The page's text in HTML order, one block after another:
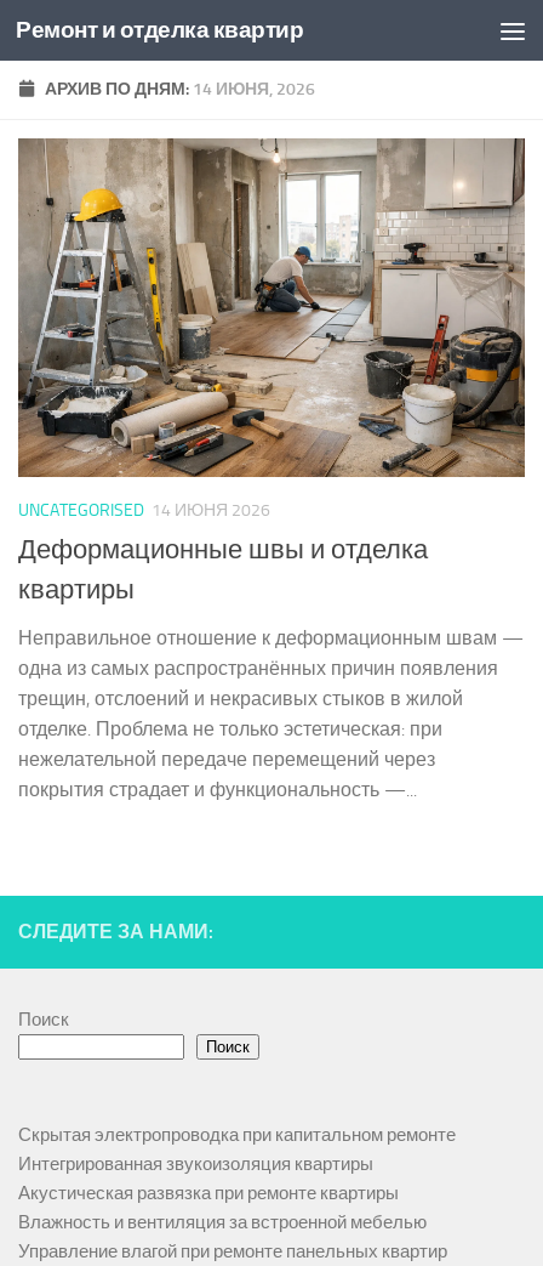
Перейти к содержимому
Ремонт и отделка квартир
АРХИВ ПО ДНЯМ: 14 ИЮНЯ, 2026
UNCATEGORISED 14 ИЮНЯ 2026
Деформационные швы и отделка
квартиры
Неправильное отношение к деформационным швам —
одна из самых распространённых причин появления
трещин, отслоений и некрасивых стыков в жилой
отделке. Проблема не только эстетическая: при
нежелательной передаче перемещений через
покрытия страдает и функциональность —...
СЛЕДИТЕ ЗА НАМИ:
Поиск
Поиск
Скрытая электропроводка при капитальном ремонте
Интегрированная звукоизоляция квартиры
Акустическая развязка при ремонте квартиры
Влажность и вентиляция за встроенной мебелью
Управление влагой при ремонте панельных квартир